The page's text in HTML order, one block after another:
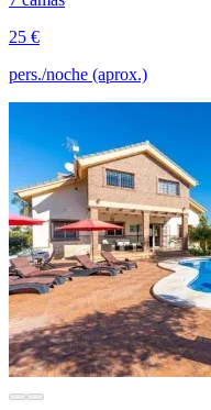
25 €
pers./noche (aprox.)